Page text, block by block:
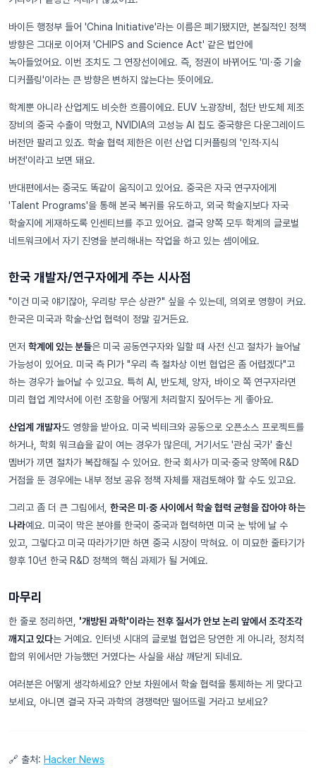
바이든 행정부 들어 'China Initiative'라는 이름은 폐기됐지만, 본질적인 정책
방향은 그대로 이어져 'CHIPS and Science Act' 같은 법안에
녹아들었어요. 이번 조치도 그 연장선이에요. 즉, 정권이 바뀌어도 '미·중 기술
디커플링'이라는 큰 방향은 변하지 않는다는 뜻이에요.
학계뿐 아니라 산업계도 비슷한 흐름이에요. EUV 노광장비, 첨단 반도체 제조
장비의 중국 수출이 막혔고, NVIDIA의 고성능 AI 칩도 중국향은 다운그레이드
버전만 팔리고 있죠. 학술 협력 제한은 이런 산업 디커플링의 '인적·지식
버전'이라고 보면 돼요.
반대편에서는 중국도 똑같이 움직이고 있어요. 중국은 자국 연구자에게
'Talent Programs'을 통해 본국 복귀를 유도하고, 외국 학술지보다 자국
학술지에 게재하도록 인센티브를 주고 있어요. 결국 양쪽 모두 학계의 글로벌
네트워크에서 자기 진영을 분리해내는 작업을 하고 있는 셈이에요.
한국 개발자/연구자에게 주는 시사점
"이건 미국 얘기잖아, 우리랑 무슨 상관?" 싶을 수 있는데, 의외로 영향이 커요.
한국은 미국과 학술·산업 협력이 정말 깊거든요.
먼저 학계에 있는 분들은 미국 공동연구자와 일할 때 사전 신고 절차가 늘어날
가능성이 있어요. 미국 측 PI가 "우리 측 절차상 이번 협업은 좀 어렵겠다"고
하는 경우가 늘어날 수 있고요. 특히 AI, 반도체, 양자, 바이오 쪽 연구자라면
미리 협업 계약서에 이런 조항을 어떻게 처리할지 짚어두는 게 좋아요.
산업계 개발자도 영향을 받아요. 미국 빅테크와 공동으로 오픈소스 프로젝트를
하거나, 학회 워크숍을 같이 여는 경우가 많은데, 거기서도 '관심 국가' 출신
멤버가 끼면 절차가 복잡해질 수 있어요. 한국 회사가 미국·중국 양쪽에 R&D
거점을 둔 경우에는 내부 정보 공유 정책 자체를 재검토해야 할 수도 있고요.
그리고 좀 더 큰 그림에서, 한국은 미·중 사이에서 학술 협력 균형을 잡아야 하는
나라예요. 미국이 막은 분야를 한국이 중국과 협력하면 미국 눈 밖에 날 수
있고, 그렇다고 미국 따라가기만 하면 중국 시장이 막혀요. 이 미묘한 줄타기가
향후 10년 한국 R&D 정책의 핵심 과제가 될 거예요.
마무리
한 줄로 정리하면, '개방된 과학'이라는 전후 질서가 안보 논리 앞에서 조각조각
깨지고 있다는 거예요. 인터넷 시대의 글로벌 협업은 당연한 게 아니라, 정치적
합의 위에서만 가능했던 거였다는 사실을 새삼 깨닫게 되네요.
여러분은 어떻게 생각하세요? 안보 차원에서 학술 협력을 통제하는 게 맞다고
보세요, 아니면 결국 자국 과학의 경쟁력만 떨어뜨릴 거라고 보세요?
🔗 출처: Hacker News